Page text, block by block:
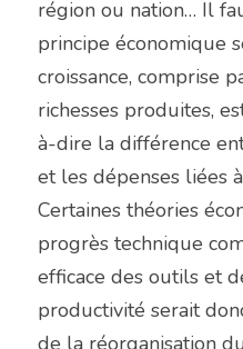
région ou nation… Il
principe économique
croissance, comprise
richesses produites,
à-dire la différence
et les dépenses liées
Certaines théories
progrès technique
efficace des outils et
productivité serait
de la réorganisation